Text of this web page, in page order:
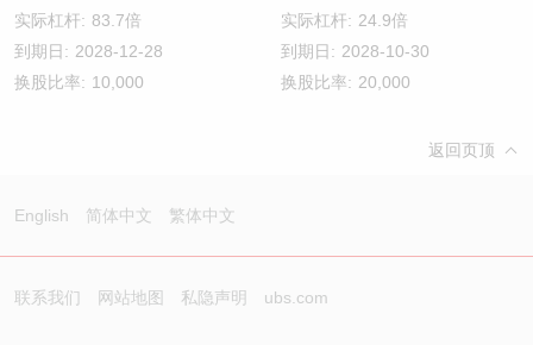
实际杠杆: 83.7倍
到期日: 2028-12-28
换股比率: 10,000
实际杠杆: 24.9倍
到期日: 2028-10-30
换股比率: 20,000
返回页顶
English 简体中文 繁体中文
联系我们 网站地图 私隐声明 ubs.com